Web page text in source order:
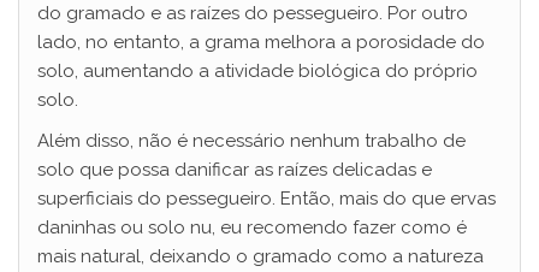
do gramado e as raízes do pessegueiro. Por outro
lado, no entanto, a grama melhora a porosidade do
solo, aumentando a atividade biológica do próprio
solo.
Além disso, não é necessário nenhum trabalho de
solo que possa danificar as raízes delicadas e
superficiais do pessegueiro. Então, mais do que ervas
daninhas ou solo nu, eu recomendo fazer como é
mais natural, deixando o gramado como a natureza